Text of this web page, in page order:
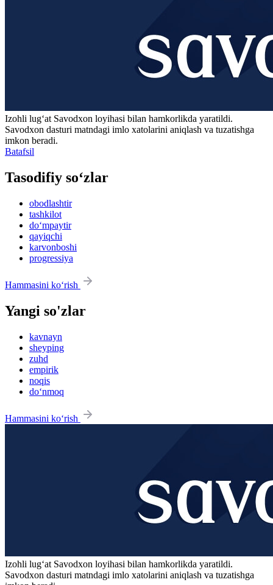
Izohli lugʻat Savodxon loyihasi bilan hamkorlikda yaratildi.
Savodxon dasturi matndagi imlo xatolarini aniqlash va tuzatishga
imkon beradi.
Batafsil
Tasodifiy so‘zlar
obodlashtir
tashkilot
do‘mpaytir
qayiqchi
karvonboshi
progressiya
Hammasini ko‘rish
Yangi so'zlar
kavnayn
sheyping
zuhd
empirik
noqis
do‘nmoq
Hammasini ko‘rish
Izohli lugʻat Savodxon loyihasi bilan hamkorlikda yaratildi.
Savodxon dasturi matndagi imlo xatolarini aniqlash va tuzatishga